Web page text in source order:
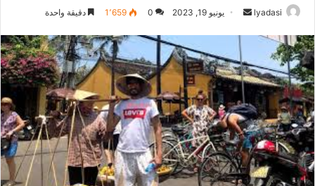
lyadasi
أرسل
إلكترونيا
يونيو 19, 2023 0 1٬659 دقيقة واحدة